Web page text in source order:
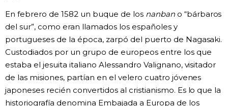
En febrero de 1582 un buque de los nanbano “bárbaros
del sur”, como eran llamados los españoles y
portugueses de la época, zarpó del puerto de Nagasaki.
Custodiados por un grupo de europeos entre los que
estaba el jesuita italiano Alessandro Valignano, visitador
de las misiones, partían en el velero cuatro jóvenes
japoneses recién convertidos al cristianismo. Es lo que la
historiografía denomina Embajada a Europa de los